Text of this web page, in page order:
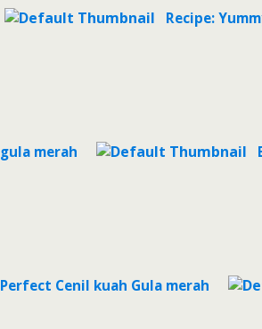
Recipe:
gula merah
Perfect Cenil kuah Gula merah